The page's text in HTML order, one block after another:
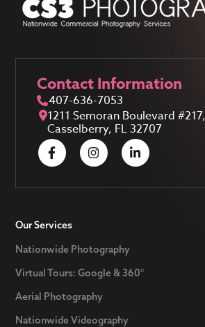
Contact Information
407-636-7053
1211 Semoran Boulevard #217,
Casselberry, FL 32707
Our Services
Nationwide Photography
Virtual Tours: Google & 360°
Aerial Photography
Nationwide Videography